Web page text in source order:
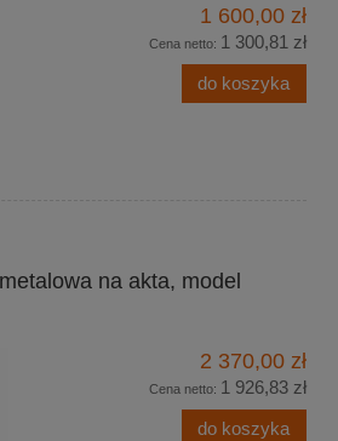
1 600,00 zł
Cena netto: 1 300,81 zł
do koszyka
na akta, model
2 370,00 zł
Cena netto: 1 926,83 zł
do koszyka